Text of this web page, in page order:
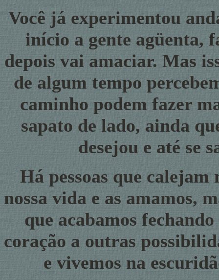
Você já experimentou
início a gente agüenta,
depois vai amaciar. Mas
de algum tempo
caminho podem fazer
sapato de lado, ainda
desejou e até se
Há pessoas que calejam
nossa vida e as amamos,
que acabamos
coração a outras
e vivemos na